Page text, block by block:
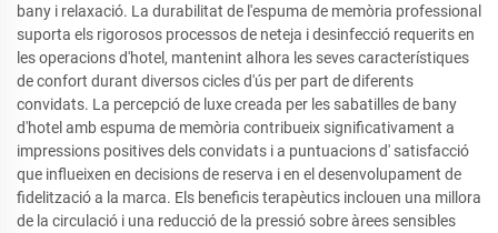
bany i relaxació. La durabilitat de l'espuma de memòria professional
suporta els rigorosos processos de neteja i desinfecció requerits en
les operacions d'hotel, mantenint alhora les seves característiques
de confort durant diversos cicles d'ús per part de diferents
convidats. La percepció de luxe creada per les sabatilles de bany
d'hotel amb espuma de memòria contribueix significativament a
impressions positives dels convidats i a puntuacions d' satisfacció
que influeixen en decisions de reserva i en el desenvolupament de
fidelització a la marca. Els beneficis terapèutics inclouen una millora
de la circulació i una reducció de la pressió sobre àrees sensibles